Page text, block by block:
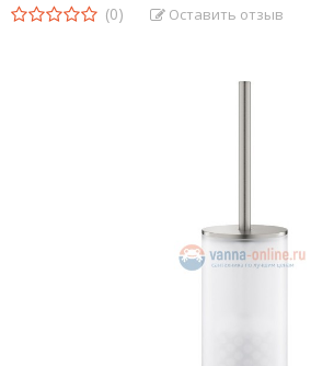
(0) Оставить отзыв